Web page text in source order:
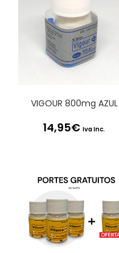
VIGOUR 800mg AZUL
14,95€ Iva Inc.